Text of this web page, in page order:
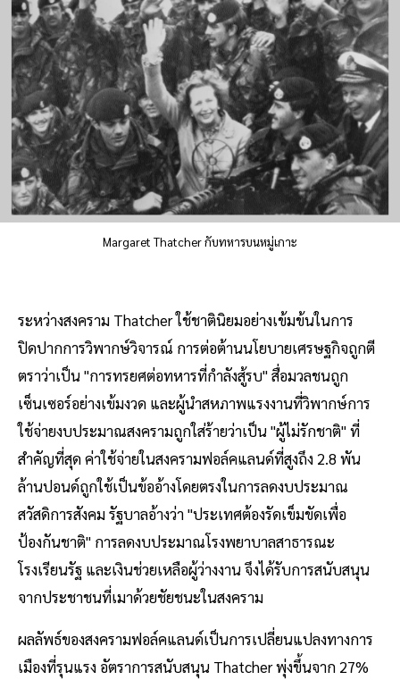
Margaret Thatcher กับทหารบนหมู่เกาะ
ระหว่างสงคราม Thatcher ใช้ชาตินิยมอย่างเข้มข้นในการ
ปิดปากการวิพากษ์วิจารณ์ การต่อต้านนโยบายเศรษฐกิจถูกตี
ตราว่าเป็น "การทรยศต่อทหารที่กำลังสู้รบ" สื่อมวลชนถูก
เซ็นเซอร์อย่างเข้มงวด และผู้นำสหภาพแรงงานที่วิพากษ์การ
ใช้จ่ายงบประมาณสงครามถูกใส่ร้ายว่าเป็น "ผู้ไม่รักชาติ" ที่
สำคัญที่สุด ค่าใช้จ่ายในสงครามฟอล์คแลนด์ที่สูงถึง 2.8 พัน
ล้านปอนด์ถูกใช้เป็นข้ออ้างโดยตรงในการลดงบประมาณ
สวัสดิการสังคม รัฐบาลอ้างว่า "ประเทศต้องรัดเข็มขัดเพื่อ
ป้องกันชาติ" การลดงบประมาณโรงพยาบาลสาธารณะ
โรงเรียนรัฐ และเงินช่วยเหลือผู้ว่างงาน จึงได้รับการสนับสนุน
จากประชาชนที่เมาด้วยชัยชนะในสงคราม
ผลลัพธ์ของสงครามฟอล์คแลนด์เป็นการเปลี่ยนแปลงทางการ
เมืองที่รุนแรง อัตราการสนับสนุน Thatcher พุ่งขึ้นจาก 27%